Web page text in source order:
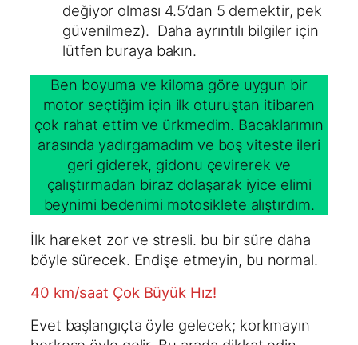
değiyor olması 4.5’dan 5 demektir, pek
güvenilmez). Daha ayrıntılı bilgiler için
lütfen buraya bakın.
Ben boyuma ve kiloma göre uygun bir
motor seçtiğim için ilk oturuştan itibaren
çok rahat ettim ve ürkmedim. Bacaklarımın
arasında yadırgamadım ve boş viteste ileri
geri giderek, gidonu çevirerek ve
çalıştırmadan biraz dolaşarak iyice elimi
beynimi bedenimi motosiklete alıştırdım.
İlk hareket zor ve stresli. bu bir süre daha
böyle sürecek. Endişe etmeyin, bu normal.
40 km/saat Çok Büyük Hız!
Evet başlangıçta öyle gelecek; korkmayın